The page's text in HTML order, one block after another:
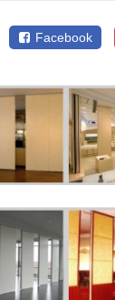
Facebook